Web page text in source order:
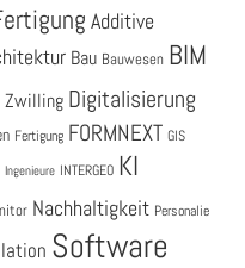
Additive
Bau Bauwesen BIM
Zwilling Digitalisierung
Fertigung FORMNEXT GIS
Ingenieure INTERGEO KI
Nachhaltigkeit Personalie
Software